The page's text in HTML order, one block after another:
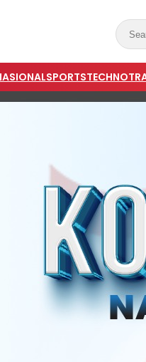
SPORTSTECHNO